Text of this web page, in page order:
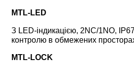
MTL-LED
З LED-індикацією, 2NC/1NO,
контролю в обмежених
MTL-LOCK